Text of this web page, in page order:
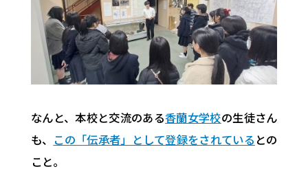
なんと、本校と交流のある香蘭女学校の生徒さん
も、 この「伝承者」として登録をされている との
こと。